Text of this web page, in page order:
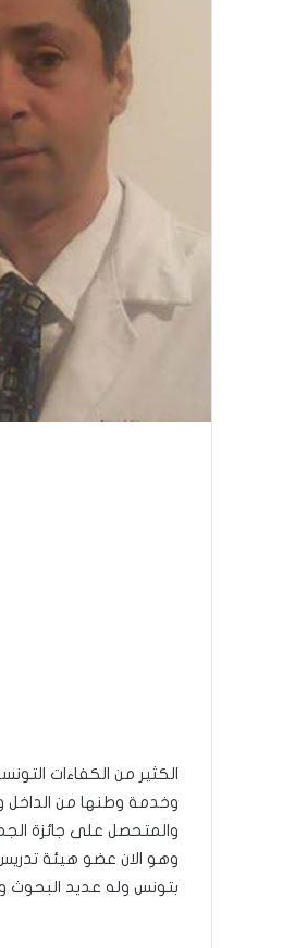
الكثير من الكفاءات
وخدمة وطنها من الداخل
وهو الان عضو هيئة
بتونس وله عديد البحوث